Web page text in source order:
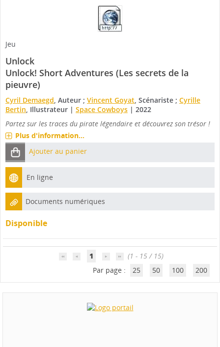
Jeu
Unlock
Unlock! Short Adventures (Les secrets de la
pieuvre)
Cyril Demaegd, Auteur ; Vincent Goyat, Scénariste ; Cyrille
Bertin, Illustrateur | Space Cowboys | 2022
Partez sur les traces du pirate légendaire et découvrez son trésor !
Plus d'information...
Ajouter au panier
En ligne
Documents numériques
Disponible
1
(1 - 15 / 15)
Par page :
25 50 100 200